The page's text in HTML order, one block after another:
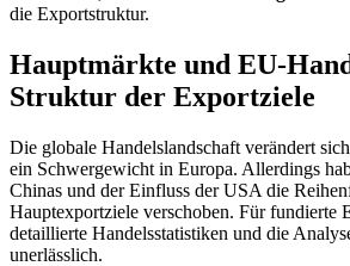
die Exportstruktur.
Hauptmärkte und EU-
Struktur der Exportziele
Die globale Handelslandschaft verändert
ein Schwergewicht in Europa. Allerdings
Chinas und der Einfluss der USA die
Hauptexportziele verschoben. Für fundierte
detaillierte Handelsstatistiken und die
unerlässlich.